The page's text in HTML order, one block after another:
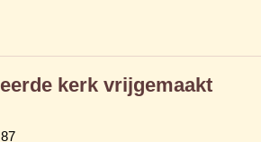
kerk vrijgemaakt